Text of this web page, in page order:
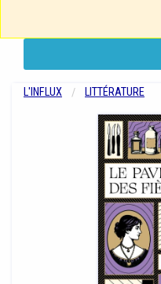
L'INFLUX LITTÉRATURE